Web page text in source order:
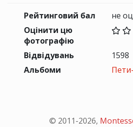
Рейтинговий бал
не
Оцінити цю
фотографію
Відвідувань
1598
Альбоми
© 2011-2026,